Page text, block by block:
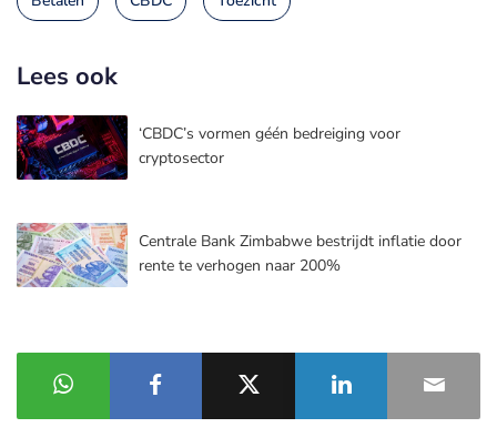
Lees ook
‘CBDC’s vormen géén bedreiging voor
cryptosector
Centrale Bank Zimbabwe bestrijdt inflatie door
rente te verhogen naar 200%